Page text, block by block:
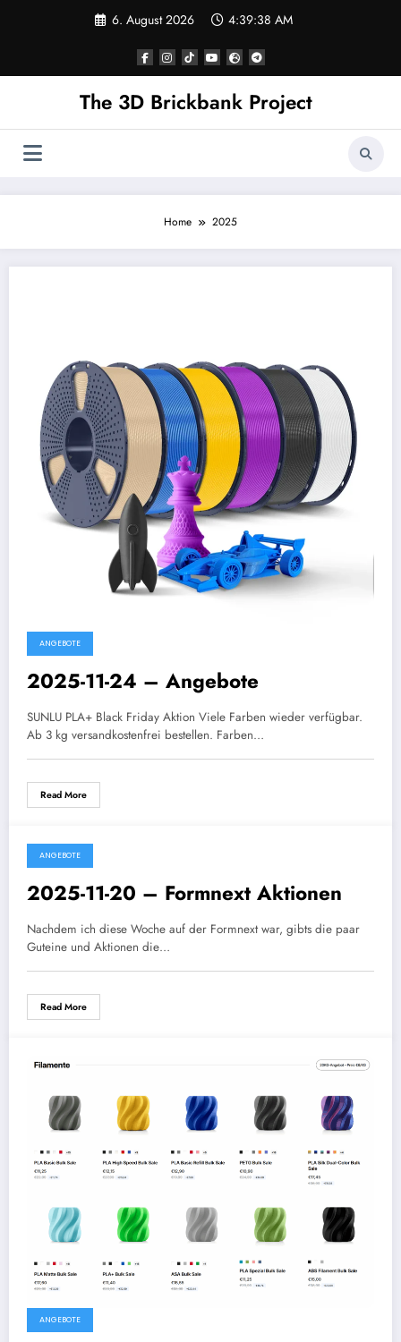
6. August 2026 4:39:39 AM
The 3D Brickbank Project
Home 2025
ANGEBOTE
2025-11-24 – Angebote
SUNLU PLA+ Black Friday Aktion Viele Farben wieder verfügbar.
Ab 3 kg versandkostenfrei bestellen. Farben…
Read More
ANGEBOTE
2025-11-20 – Formnext Aktionen
Nachdem ich diese Woche auf der Formnext war, gibts die paar
Guteine und Aktionen die…
Read More
ANGEBOTE